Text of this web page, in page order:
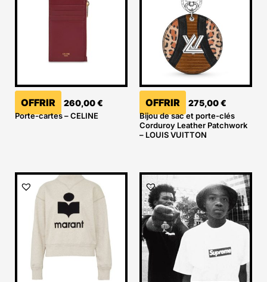
OFFRIR 260,00€
Porte-cartes – CELINE
OFFRIR 275,00€
Bijou de sac et porte-clés
Corduroy Leather Patchwork
– LOUIS VUITTON